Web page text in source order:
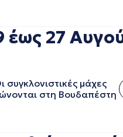
έως 27
μάχες
στη Βουδαπέστη